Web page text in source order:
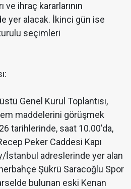
ve ihraç kararlarının
yer alacak. İkinci gün ise
seçimleri
Genel Kurul Toplantısı,
maddelerini görüşmek
tarihlerinde, saat 10.00'da,
Peker Caddesi Kapı
İstanbul adreslerinde yer alan
Şükrü Saracoğlu Spor
bulunan eski Kenan